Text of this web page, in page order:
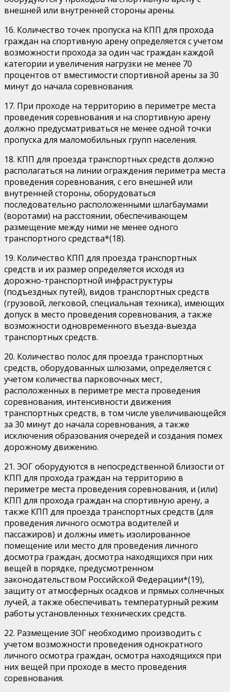
внешней или внутренней стороны арены.
16. Количество точек пропуска на КПП для прохода
граждан на спортивную арену определяется с учетом
возможности прохода за один час граждан каждой
категории и увеличения нагрузки не менее 70
процентов от вместимости спортивной арены за 30
минут до начала соревнования.
17. При проходе на территорию в периметре места
проведения соревнования и на спортивную арену
должно предусматриваться не менее одной точки
пропуска для маломобильных групп населения.
18. КПП для проезда транспортных средств должно
располагаться на линии ограждения периметра места
проведения соревнования, с его внешней или
внутренней стороны, оборудоваться
последовательно расположенными шлагбаумами
(воротами) на расстоянии, обеспечивающем
размещение между ними не менее одного
транспортного средства*(18).
19. Количество КПП для проезда транспортных
средств и их размер определяется исходя из
дорожно-транспортной инфраструктуры
(подъездных путей), видов транспортных средств
(грузовой, легковой, специальная техника), имеющих
допуск в место проведения соревнования, а также
возможности одновременного въезда-выезда
транспортных средств.
20. Количество полос для проезда транспортных
средств, оборудованных шлюзами, определяется с
учетом количества парковочных мест,
расположенных в периметре места проведения
соревнования, интенсивности движения
транспортных средств, в том числе увеличивающейся
за 30 минут до начала соревнования, а также
исключения образования очередей и создания помех
дорожному движению.
21. ЭОГ оборудуются в непосредственной близости от
КПП для прохода граждан на территорию в
периметре места проведения соревнования, и (или)
КПП для прохода граждан на спортивную арену, а
также КПП для проезда транспортных средств (для
проведения личного осмотра водителей и
пассажиров) и должны иметь изолированное
помещение или место для проведения личного
досмотра граждан, досмотра находящихся при них
вещей в порядке, предусмотренном
законодательством Российской Федерации*(19),
защиту от атмосферных осадков и прямых солнечных
лучей, а также обеспечивать температурный режим
работы установленных технических средств.
22. Размещение ЗОГ необходимо производить с
учетом возможности проведения однократного
личного осмотра граждан, осмотра находящихся при
них вещей при проходе в место проведения
соревнования.